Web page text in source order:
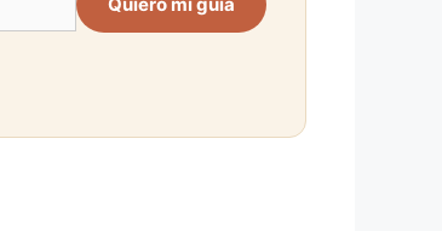
Quiero mi guía